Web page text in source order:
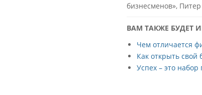
бизнесменов»,
ВАМ ТАКЖЕ БУДЕТ
Чем отличается
Как открыть свой
Успех – это